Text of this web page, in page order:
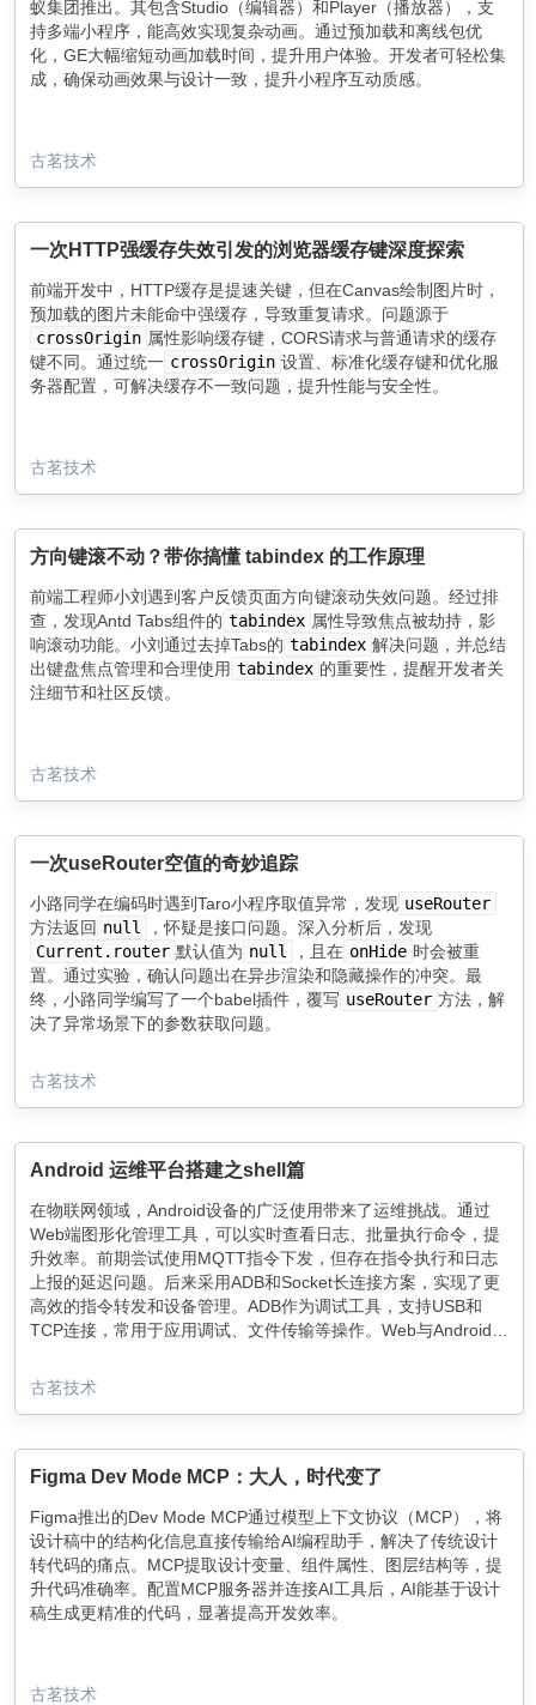
蚁集团推出。其包含Studio（编辑器）和Player（播放器），支
持多端小程序，能高效实现复杂动画。通过预加载和离线包优
化，GE大幅缩短动画加载时间，提升用户体验。开发者可轻松集
成，确保动画效果与设计一致，提升小程序互动质感。
古茗技术
一次HTTP强缓存失效引发的浏览器缓存键深度探索
前端开发中，HTTP缓存是提速关键，但在Canvas绘制图片时，
预加载的图片未能命中强缓存，导致重复请求。问题源于
crossOrigin 属性影响缓存键，CORS请求与普通请求的缓存
键不同。通过统一 crossOrigin 设置、标准化缓存键和优化服
务器配置，可解决缓存不一致问题，提升性能与安全性。
古茗技术
方向键滚不动？带你搞懂 tabindex 的工作原理
前端工程师小刘遇到客户反馈页面方向键滚动失效问题。经过排
查，发现Antd Tabs组件的 tabindex 属性导致焦点被劫持，影
响滚动功能。小刘通过去掉Tabs的 tabindex 解决问题，并总结
出键盘焦点管理和合理使用 tabindex 的重要性，提醒开发者关
注细节和社区反馈。
古茗技术
一次useRouter空值的奇妙追踪
小路同学在编码时遇到Taro小程序取值异常，发现 useRouter
方法返回 null
，怀疑是接口问题。深入分析后，发现
Current.router 默认值为 null ，且在 onHide 时会被重
置。通过实验，确认问题出在异步渲染和隐藏操作的冲突。最
终，小路同学编写了一个babel插件，覆写 useRouter 方法，解
决了异常场景下的参数获取问题。
古茗技术
Android 运维平台搭建之shell篇
在物联网领域，Android设备的广泛使用带来了运维挑战。通过
Web端图形化管理工具，可以实时查看日志、批量执行命令，提
升效率。前期尝试使用MQTT指令下发，但存在指令执行和日志
上报的延迟问题。后来采用ADB和Socket长连接方案，实现了更
高效的指令转发和设备管理。ADB作为调试工具，支持USB和
TCP连接，常用于应用调试、文件传输等操作。Web与Android
服务器转发至Android设备执行并返回结果。这一方案为远程设备
管理提供了便捷途径，尤其在非局域网环境下，通过FRP端口映
古茗技术
Figma Dev Mode MCP：大人，时代变了
Figma推出的Dev Mode MCP通过模型上下文协议（MCP），将
设计稿中的结构化信息直接传输给AI编程助手，解决了传统设计
转代码的痛点。MCP提取设计变量、组件属性、图层结构等，提
升代码准确率。配置MCP服务器并连接AI工具后，AI能基于设计
稿生成更精准的代码，显著提高开发效率。
古茗技术